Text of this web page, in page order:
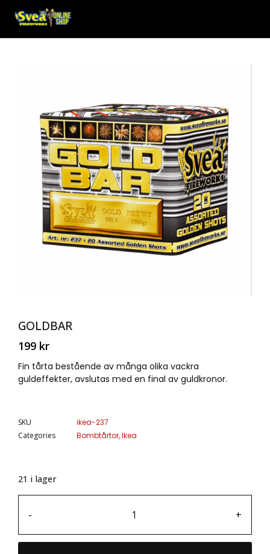
GOLDBAR
199 kr
Fin tårta bestående av många olika vackra
guldeffekter, avslutas med en final av guldkronor.
SKU
ikea-237
Categories
Bombtårtor,Ikea
21 i lager
- +